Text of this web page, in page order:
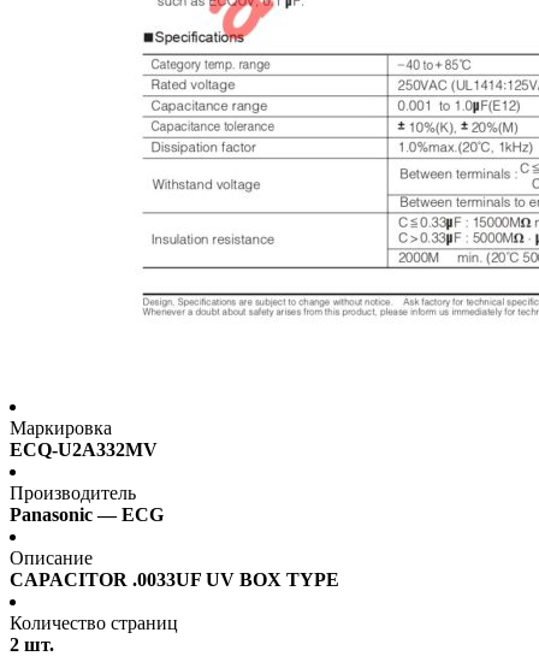
Маркировка
ECQ-U2A332MV
Производитель
Panasonic — ECG
Описание
CAPACITOR .0033UF UV BOX TYPE
Количество страниц
2 шт.